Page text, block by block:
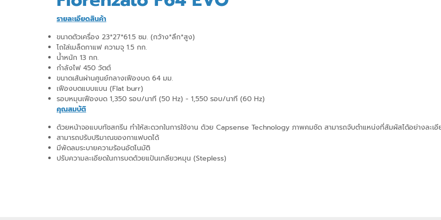
รายละเอียดสินค้า
ขนาดตัวเครื่อง 23*27*61.5 ซม. (กว้าง*ลึก*สูง)
โถใส่เมล็ดกาแฟ ความจุ 1.5 กก.
น้ำหนัก 13 กก.
กำลังไฟ 450 วัตต์
ขนาดเส้นผ่านศูนย์กลางเฟืองบด 64 มม.
เฟืองบดแบบแบน (Flat burr)
รอบหมุนเฟืองบด 1,350 รอบ/นาที (50 Hz) - 1,550 รอบ/นาที (60 Hz)
คุณสมบัติ
ด้วยหน้าจอแบบทัชสกรีน ทำให้สะดวกในการใช้งาน ด้วย Capsense Technology ภาพคมชัด สามารถจับตำแหน่งที่สัมผัสได้อย่างละเ
สามารถปรับปริมาณของกาแฟบดได้
มีพัดลมระบายความร้อนอัตโนมัติ
ปรับความละเอียดในการบดด้วยแป้นเกลียวหมุน (Stepless)